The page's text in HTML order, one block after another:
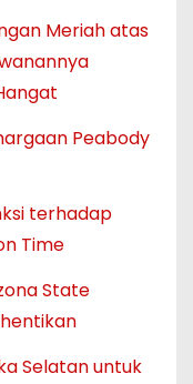
Meriah atas
Peabody
terhadap
Time
State
Selatan untuk